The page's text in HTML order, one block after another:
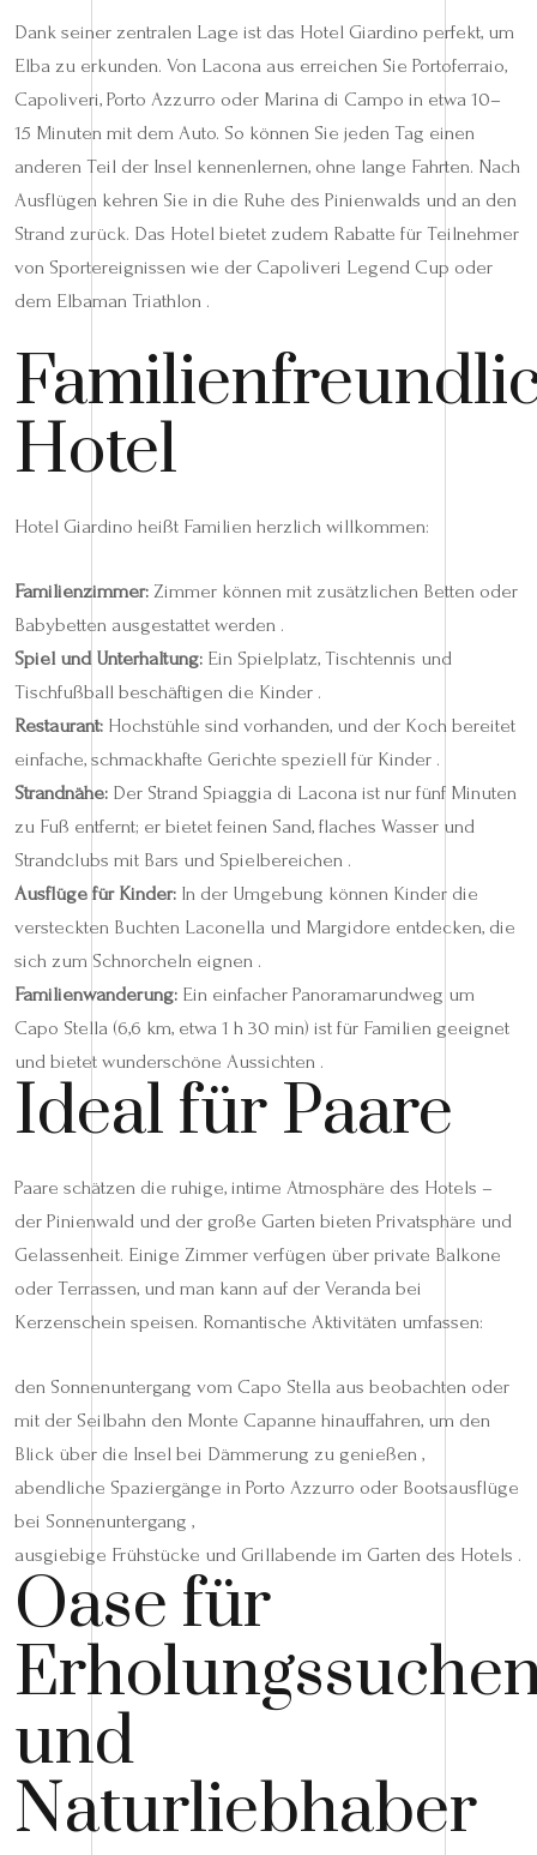
Dank seiner zentralen Lage ist das Hotel Giardino perfekt, um
Elba zu erkunden. Von Lacona aus erreichen Sie Portoferraio,
Capoliveri, Porto Azzurro oder Marina di Campo in etwa 10–
15 Minuten mit dem Auto. So können Sie jeden Tag einen
anderen Teil der Insel kennenlernen, ohne lange Fahrten. Nach
Ausflügen kehren Sie in die Ruhe des Pinienwalds und an den
Strand zurück. Das Hotel bietet zudem Rabatte für Teilnehmer
von Sportereignissen wie der Capoliveri Legend Cup oder
dem Elbaman Triathlon .
Hotel
Hotel Giardino heißt Familien herzlich willkommen:
Familienzimmer: Zimmer können mit zusätzlichen Betten oder
Babybetten ausgestattet werden .
Spiel und Unterhaltung: Ein Spielplatz, Tischtennis und
Tischfußball beschäftigen die Kinder .
Restaurant: Hochstühle sind vorhanden, und der Koch bereitet
einfache, schmackhafte Gerichte speziell für Kinder .
Strandnähe: Der Strand Spiaggia di Lacona ist nur fünf Minuten
zu Fuß entfernt; er bietet feinen Sand, flaches Wasser und
Strandclubs mit Bars und Spielbereichen .
Ausflüge für Kinder: In der Umgebung können Kinder die
versteckten Buchten Laconella und Margidore entdecken, die
sich zum Schnorcheln eignen .
Familienwanderung: Ein einfacher Panoramarundweg um
Capo Stella (6,6 km, etwa 1 h 30 min) ist für Familien geeignet
und bietet wunderschöne Aussichten .
Ideal für Paare
Paare schätzen die ruhige, intime Atmosphäre des Hotels –
der Pinienwald und der große Garten bieten Privatsphäre und
Gelassenheit. Einige Zimmer verfügen über private Balkone
oder Terrassen, und man kann auf der Veranda bei
Kerzenschein speisen. Romantische Aktivitäten umfassen:
den Sonnenuntergang vom Capo Stella aus beobachten oder
mit der Seilbahn den Monte Capanne hinauffahren, um den
Blick über die Insel bei Dämmerung zu genießen ,
abendliche Spaziergänge in Porto Azzurro oder Bootsausflüge
bei Sonnenuntergang ,
ausgiebige Frühstücke und Grillabende im Garten des Hotels .
Oase für
und
Naturliebhaber